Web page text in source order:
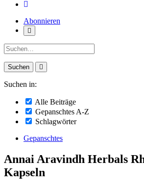
Abonnieren
Suche:
Suchen in:
Alle Beiträge
Gepanschtes A-Z
Schlagwörter
Gepanschtes
Annai Aravindh Herbals
Kapseln